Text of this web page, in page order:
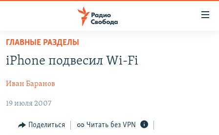
упрощенного
доступа
содержанию
Вернутся
ПРОГРАММЫ
АВТОРСКИЕ ПРОЕКТЫ
ЦИТАТЫ СВОБОДЫ
МНЕНИЯ
ГЛАВНЫЕ РАЗДЕЛЫ
iPhone подвесил Wi-Fi
Иван Баранов
19 июля 2007
Поделиться Читать без VPN